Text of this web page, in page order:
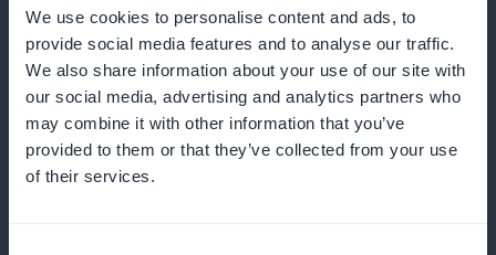
We use cookies to personalise content and ads, to
provide social media features and to analyse our traffic.
We also share information about your use of our site with
our social media, advertising and analytics partners who
may combine it with other information that you’ve
provided to them or that they’ve collected from your use
of their services.
guidare gli studenti nei loro progetti di design
Notifiche push per migliorare
l'apprendimento